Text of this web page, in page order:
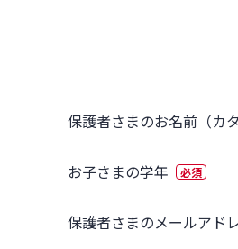
保護者さまのお名前（カタ
お子さまの学年 必須
保護者さまのメールアド